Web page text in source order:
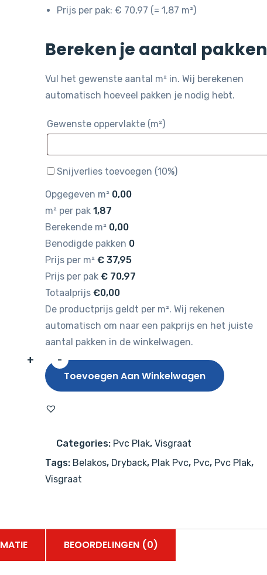
Prijs per pak: € 70,97 (= 1,87 m²)
Bereken je aantal pakken
Vul het gewenste aantal m² in. Wij berekenen
automatisch hoeveel pakken je nodig hebt.
Gewenste oppervlakte (m²)
Snijverlies toevoegen (10%)
Opgegeven m² 0,00
m² per pak 1,87
Berekende m² 0,00
Benodigde pakken 0
Prijs per m² €37,95
Prijs per pak €70,97
Totaalprijs €0,00
De productprijs geldt per m². Wij rekenen
automatisch om naar een pakprijs en het juiste
aantal pakken in de winkelwagen.
-
Belakos
Rustico
40
PVC
aantal
+
Toevoegen Aan Winkelwagen
Categories: Pvc Plak, Visgraat
Tags: Belakos, Dryback, Plak Pvc, Pvc, Pvc Plak,
Visgraat
BEOORDELINGEN (0)